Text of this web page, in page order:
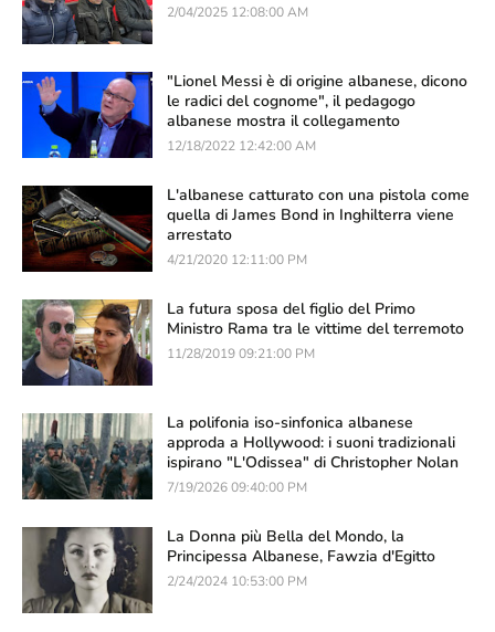
2/04/2025 12:08:00 AM
"Lionel Messi è di origine albanese, dicono
le radici del cognome", il pedagogo
albanese mostra il collegamento
12/18/2022 12:42:00 AM
L'albanese catturato con una pistola come
quella di James Bond in Inghilterra viene
arrestato
4/21/2020 12:11:00 PM
La futura sposa del figlio del Primo
Ministro Rama tra le vittime del terremoto
11/28/2019 09:21:00 PM
La polifonia iso-sinfonica albanese
approda a Hollywood: i suoni tradizionali
ispirano "L'Odissea" di Christopher Nolan
7/19/2026 09:40:00 PM
La Donna più Bella del Mondo, la
Principessa Albanese, Fawzia d'Egitto
2/24/2024 10:53:00 PM